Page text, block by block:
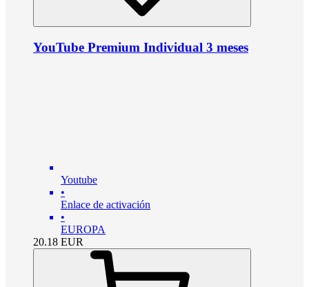
YouTube Premium Individual 3 meses
Youtube
•
Enlace de activación
•
EUROPA
20.18 EUR